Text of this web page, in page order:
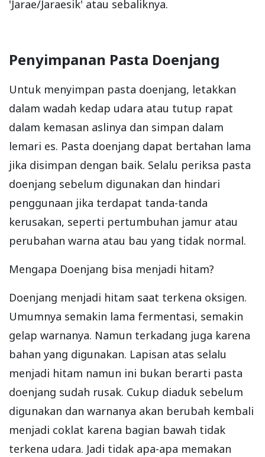
'Jarae/Jaraesik' atau sebaliknya.
Penyimpanan Pasta Doenjang
Untuk menyimpan pasta doenjang, letakkan
dalam wadah kedap udara atau tutup rapat
dalam kemasan aslinya dan simpan dalam
lemari es. Pasta doenjang dapat bertahan lama
jika disimpan dengan baik. Selalu periksa pasta
doenjang sebelum digunakan dan hindari
penggunaan jika terdapat tanda-tanda
kerusakan, seperti pertumbuhan jamur atau
perubahan warna atau bau yang tidak normal.
Mengapa Doenjang bisa menjadi hitam?
Doenjang menjadi hitam saat terkena oksigen.
Umumnya semakin lama fermentasi, semakin
gelap warnanya. Namun terkadang juga karena
bahan yang digunakan. Lapisan atas selalu
menjadi hitam namun ini bukan berarti pasta
doenjang sudah rusak. Cukup diaduk sebelum
digunakan dan warnanya akan berubah kembali
menjadi coklat karena bagian bawah tidak
terkena udara. Jadi tidak apa-apa memakan